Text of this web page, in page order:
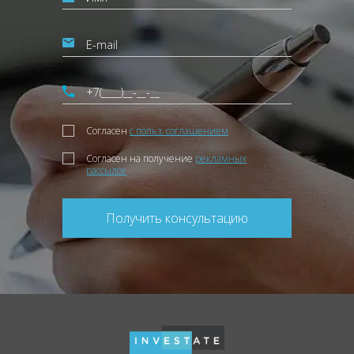
Согласен с польз. соглашением
Согласен на получение рекламных
рассылок
Получить консультацию